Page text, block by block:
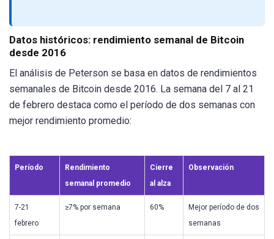
Datos históricos: rendimiento semanal de Bitcoin
desde 2016
El análisis de Peterson se basa en datos de rendimientos
semanales de Bitcoin desde 2016. La semana del 7 al 21
de febrero destaca como el período de dos semanas con
mejor rendimiento promedio:
Período
Rendimiento
semanal promedio
Cierre
al alza
Observación
7-21
febrero
≥7% por semana 60%
Mejor período de dos
semanas